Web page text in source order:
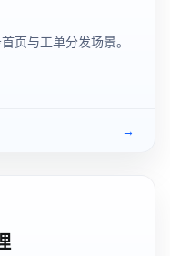
页与工单分发场景。
→